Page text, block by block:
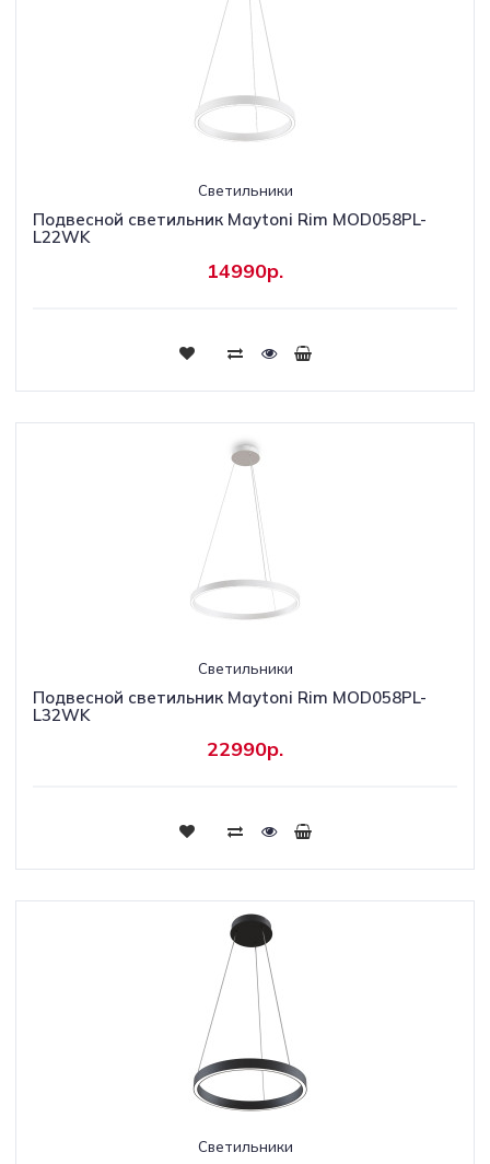
Светильники
Подвесной светильник Maytoni Rim MOD058PL-
L22WK
14990р.
Светильники
Подвесной светильник Maytoni Rim MOD058PL-
L32WK
22990р.
Светильники